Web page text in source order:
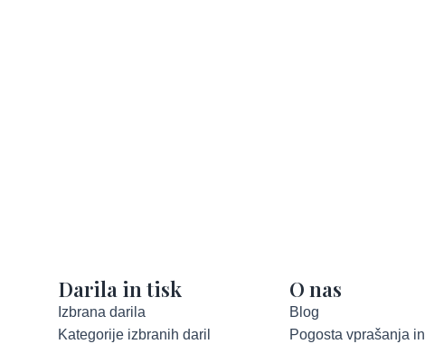
Darila in tisk
Izbrana darila
Kategorije izbranih daril
O nas
Blog
Pogosta vprašanja in